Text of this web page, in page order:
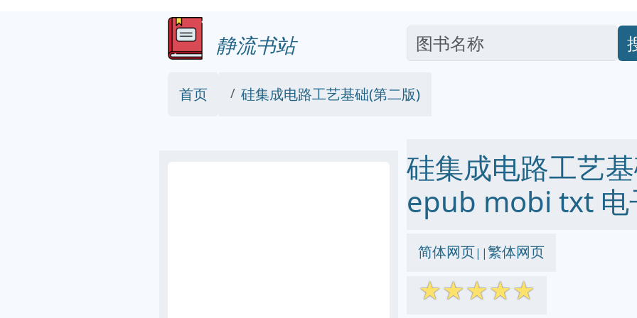
静流书站
首页 硅集成电路工艺基础(第二版)
硅集成电路工艺
epub mobi txt 电
简体网页||繁体网页
☆☆☆☆☆